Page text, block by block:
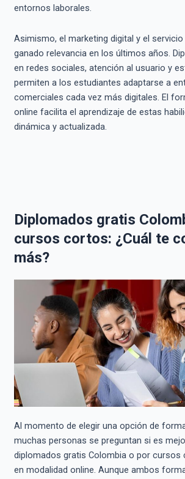
entornos laborales.
Asimismo, el marketing digital y el
ganado relevancia en los últimos años.
en redes sociales, atención al usuario y
permiten a los estudiantes adaptarse a
comerciales cada vez más digitales. El
online facilita el aprendizaje de estas
dinámica y actualizada.
Diplomados gratis
cursos cortos: ¿Cuál te
más?
Al momento de elegir una opción de
muchas personas se preguntan si es
diplomados gratis Colombia o por cursos
en modalidad online. Aunque ambos